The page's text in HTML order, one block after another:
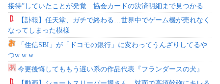
接待”していたことが発覚 協会カードの決済明細まで見つかる
【訃報】任天堂、ガチで終わる…世界中でゲーム機が売れなく
なってしまった模様
「住信SBI」が「ドコモの銀行」に変わってうんざりしてるや
つw w w
今更後悔してももう遅い系の作品代表『フランダースの犬』